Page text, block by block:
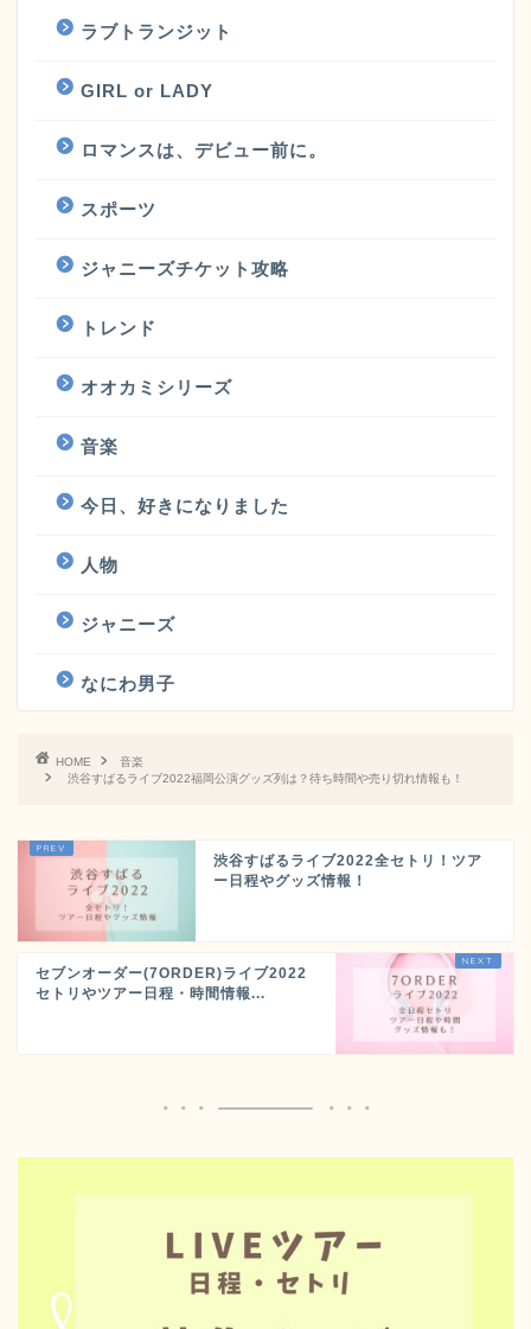
ラブトランジット
GIRL or LADY
ロマンスは、デビュー前に。
スポーツ
ジャニーズチケット攻略
トレンド
オオカミシリーズ
音楽
今日、好きになりました
人物
ジャニーズ
なにわ男子
HOME
音楽
渋谷すばるライブ2022福岡公演グッズ列は？待ち時間や売り切れ情報も！
渋谷すばるライブ2022全セトリ！ツア
ー日程やグッズ情報！
セブンオーダー(7ORDER)ライブ2022
セトリやツアー日程・時間情報...